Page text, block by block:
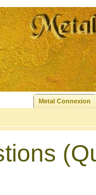
Metal Connexion